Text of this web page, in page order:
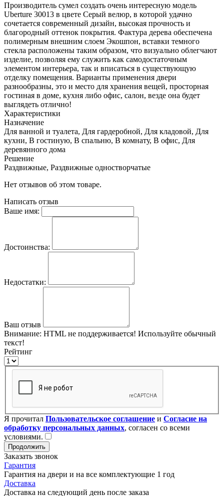
Производитель сумел создать очень интересную модель
Uberture 30013 в цвете Серый велюр, в которой удачно
сочетается современный дизайн, высокая прочность и
благородный оттенок покрытия. Фактура дерева обеспечена
полимерным внешним слоем Экошпон, вставки темного
стекла расположены таким образом, что визуально облегчают
изделие, позволяя ему служить как самодостаточным
элементом интерьера, так и вписаться в существующую
отделку помещения. Варианты применения двери
разнообразны, это и место для хранения вещей, просторная
гостиная в доме, кухня либо офис, салон, везде она будет
выглядеть отлично!
Характеристики
Назначение
Для ванной и туалета, Для гардеробной, Для кладовой, Для
кухни, В гостиную, В спальню, В комнату, В офис, Для
деревянного дома
Решение
Раздвижные, Раздвижные одностворчатые
Нет отзывов об этом товаре.
Написать отзыв
Ваше имя:
Достоинства:
Недостатки:
Ваш отзыв
Внимание: HTML не поддерживается! Используйте обычный
текст!
Рейтинг
Я прочитал Пользовательское соглашение и Согласие на
обработку персональных данных, согласен со всеми
условиями.
Продолжить
Заказать звонок
Гарантия
Гарантия на двери и на все комплектующие 1 год
Доставка
Доставка на следующий день после заказа